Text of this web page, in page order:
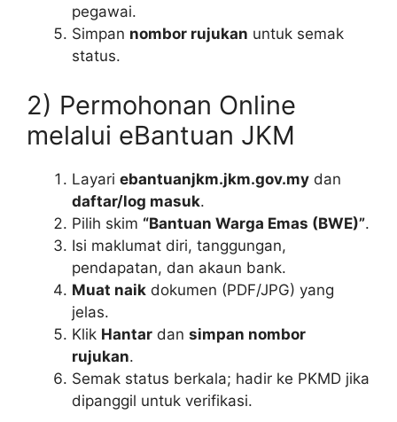
pegawai.
Simpan nombor rujukan untuk semak
status.
2) Permohonan Online
melalui eBantuan JKM
Layari ebantuanjkm.jkm.gov.my dan
daftar/log masuk.
Pilih skim “Bantuan Warga Emas (BWE)”.
Isi maklumat diri, tanggungan,
pendapatan, dan akaun bank.
Muat naik dokumen (PDF/JPG) yang
jelas.
Klik Hantar dan simpan nombor
rujukan.
Semak status berkala; hadir ke PKMD jika
dipanggil untuk verifikasi.